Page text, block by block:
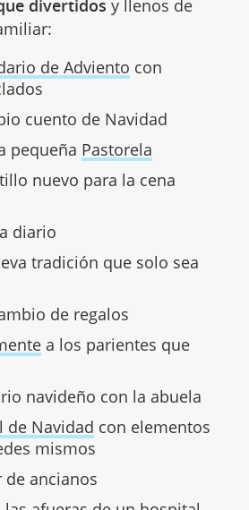
divertidos y llenos de
de Adviento con
cuento de Navidad
pequeña Pastorela
nuevo para la cena
diario
tradición que solo sea
de regalos
a los parientes que
navideño con la abuela
de Navidad con elementos
mismos
ancianos